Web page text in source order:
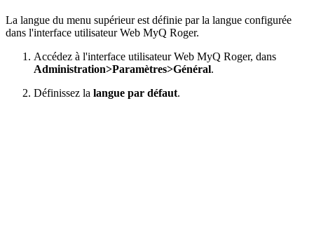
La langue du menu supérieur est définie par la langue configurée
dans l'interface utilisateur Web MyQ Roger.
Accédez à l'interface utilisateur Web MyQ Roger, dans
Administration>Paramètres>Général.
Définissez la langue par défaut.